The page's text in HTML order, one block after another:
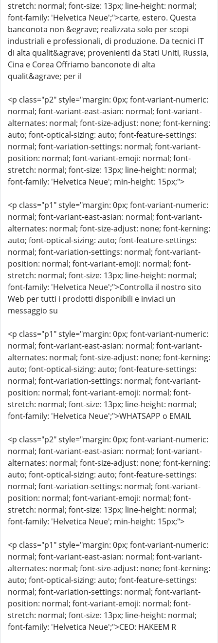
stretch: normal; font-size: 13px; line-height: normal;
font-family: 'Helvetica Neue';">carte, estero. Questa
banconota non &egrave; realizzata solo per scopi
industriali e professionali, di produzione. Da tecnici IT
di alta qualit&agrave; provenienti da Stati Uniti, Russia,
Cina e Corea Offriamo banconote di alta
qualit&agrave; per il
<p class="p2" style="margin: 0px; font-variant-numeric:
normal; font-variant-east-asian: normal; font-variant-
alternates: normal; font-size-adjust: none; font-kerning:
auto; font-optical-sizing: auto; font-feature-settings:
normal; font-variation-settings: normal; font-variant-
position: normal; font-variant-emoji: normal; font-
stretch: normal; font-size: 13px; line-height: normal;
font-family: 'Helvetica Neue'; min-height: 15px;">
<p class="p1" style="margin: 0px; font-variant-numeric:
normal; font-variant-east-asian: normal; font-variant-
alternates: normal; font-size-adjust: none; font-kerning:
auto; font-optical-sizing: auto; font-feature-settings:
normal; font-variation-settings: normal; font-variant-
position: normal; font-variant-emoji: normal; font-
stretch: normal; font-size: 13px; line-height: normal;
font-family: 'Helvetica Neue';">Controlla il nostro sito
Web per tutti i prodotti disponibili e inviaci un
messaggio su
<p class="p1" style="margin: 0px; font-variant-numeric:
normal; font-variant-east-asian: normal; font-variant-
alternates: normal; font-size-adjust: none; font-kerning:
auto; font-optical-sizing: auto; font-feature-settings:
normal; font-variation-settings: normal; font-variant-
position: normal; font-variant-emoji: normal; font-
stretch: normal; font-size: 13px; line-height: normal;
font-family: 'Helvetica Neue';">WHATSAPP o EMAIL
<p class="p2" style="margin: 0px; font-variant-numeric:
normal; font-variant-east-asian: normal; font-variant-
alternates: normal; font-size-adjust: none; font-kerning:
auto; font-optical-sizing: auto; font-feature-settings:
normal; font-variation-settings: normal; font-variant-
position: normal; font-variant-emoji: normal; font-
stretch: normal; font-size: 13px; line-height: normal;
font-family: 'Helvetica Neue'; min-height: 15px;">
<p class="p1" style="margin: 0px; font-variant-numeric:
normal; font-variant-east-asian: normal; font-variant-
alternates: normal; font-size-adjust: none; font-kerning:
auto; font-optical-sizing: auto; font-feature-settings:
normal; font-variation-settings: normal; font-variant-
position: normal; font-variant-emoji: normal; font-
stretch: normal; font-size: 13px; line-height: normal;
font-family: 'Helvetica Neue';">CEO: HAKEEM R